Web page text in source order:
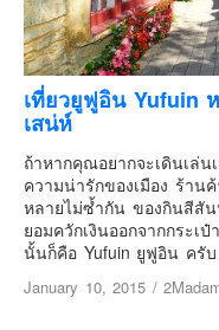
ยุโรป
รัสเซีย
ตุรกี-ตุรเคีย
เยอรมัน
ฝรั่งเศส
ออสเตรีย
สาธารณรัฐเช็ก
เที่ยวยูฟูอิน Yufuin
เสน่ห์
ถ้าหากคุณอยากจะเดินเล่น
ความน่ารักของเมือง ร้าน
หลายไม่ซ้ำกัน ของกินสีสั
ยอมควักเงินออกจากกระเ
นั้นก็คือ Yufuin ยูฟูอิน ครั
January 10, 2015 /